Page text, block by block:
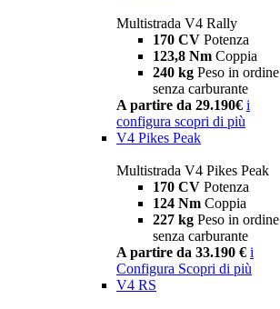
Multistrada V4 Rally
170 CV Potenza
123,8 Nm Coppia
240 kg Peso in
senza carburante
A partire da 29.190€ i
configura scopri di più
V4 Pikes Peak
Multistrada V4 Pikes Peak
170 CV Potenza
124 Nm Coppia
227 kg Peso in
senza carburante
A partire da 33.190 € i
Configura Scopri di più
V4 RS